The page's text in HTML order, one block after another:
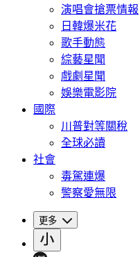
演唱會搶票情報
日韓爆米花
歌手動態
綜藝星聞
戲劇星聞
娛樂電影院
國際
川普對等關稅
全球必讀
社會
毒駕連爆
警察愛無限
更多